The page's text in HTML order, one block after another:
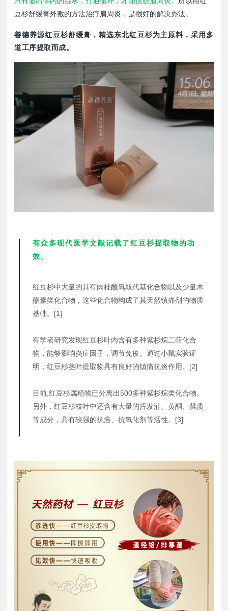
豆杉舒缓膏外敷的方法治疗肩周炎，是很好的解决办法。
善德养源红豆杉舒缓膏，精选东北红豆杉为主原料，采用多
道工序提取而成。
有众多现代医学文献记载了红豆杉提取物的功
效。
红豆杉中大量的具有肉桂酰氧取代基化合物以及少量木
酯素类化合物，这些化合物构成了其天然镇痛剂的物质
基础。 [1]
有学者研究发现红豆杉叶内含有多种紫杉烷二萜化合
物，能够影响炎症因子，调节免疫。通过小鼠实验证
明，红豆杉茎叶提取物具有良好的镇痛抗炎作用。[2]
目前,红豆杉属植物已分离出500多种紫杉烷类化合物。
另外，红豆杉枝叶中还含有大量的挥发油、黄酮、鞣质
等成分，具有较强的抗癌、抗氧化剂等活性。[3]